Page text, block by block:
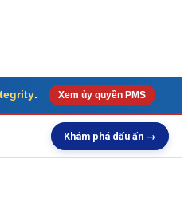
. Xem ủy quyền PMS
Khám phá dấu ấn →